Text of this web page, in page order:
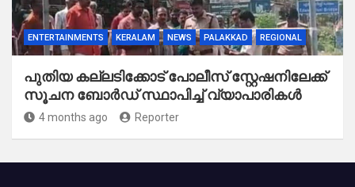
ENTERTAINMENTS KERALAM NEWS PALAKKAD REGIONAL
പുതിയ കല്ലടിക്കോട് പോലീസ് സ്റ്റേഷനിലേക്ക്
സൂചന ബോർഡ് സ്ഥാപിച്ച് വ്യാപാരികൾ
4 months ago Reporter